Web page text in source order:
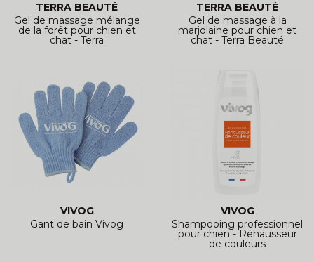
TERRA BEAUTÉ
Gel de massage mélange
de la forêt pour chien et
chat - Terra
TERRA BEAUTÉ
Gel de massage à la
marjolaine pour chien et
chat - Terra Beauté
VIVOG
Gant de bain Vivog
VIVOG
Shampooing professionnel
pour chien - Réhausseur
de couleurs